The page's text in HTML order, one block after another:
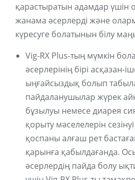
қарастыратын адамдар үшін
жанама әсерлерді және
күресуге болатынын білу
Vig-RX Plus-тың мүмкін
әсерлерінің бірі асқазан-
ыңғайсыздық болып
пайдаланушылар жүрек
бұзылуы немесе диарея
қорыту мәселелерін
қоспаны алғаш рет
қарынға қабылдағанда.
әсерлердің пайда болу